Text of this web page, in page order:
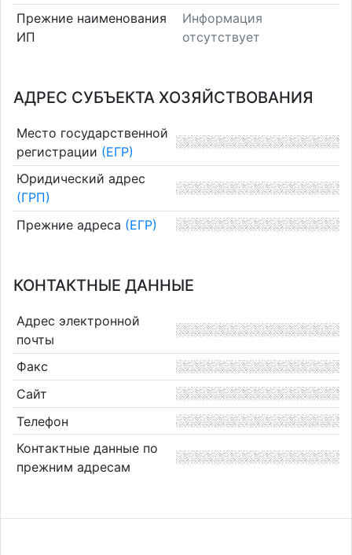
Прежние наименования
ИП
Информация
отсутствует
АДРЕС СУБЪЕКТА ХОЗЯЙСТВОВАНИЯ
Место государственной
регистрации (ЕГР)
Юридический адрес
(ГРП)
Прежние адреса (ЕГР)
КОНТАКТНЫЕ ДАННЫЕ
Адрес электронной
почты
Факс
Сайт
Телефон
Контактные данные по
прежним адресам